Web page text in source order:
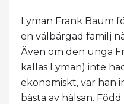
Lyman Frank Baum
en välbärgad familj
Även om den unga
kallas Lyman) inte
ekonomiskt, var han
bästa av hälsan.